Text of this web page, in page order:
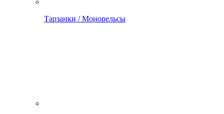
Тарзанки / Монорельсы